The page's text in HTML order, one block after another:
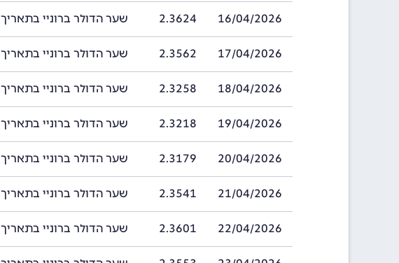
16/04/2026
2.3624 שער הדולר ברוניי בתאריך 16/04/2026 הוא 2.3624
17/04/2026
2.3562 שער הדולר ברוניי בתאריך 17/04/2026 הוא 2.3562
18/04/2026
2.3258 שער הדולר ברוניי בתאריך 18/04/2026 הוא 2.3258
19/04/2026
2.3218 שער הדולר ברוניי בתאריך 19/04/2026 הוא 2.3218
20/04/2026
2.3179 שער הדולר ברוניי בתאריך 20/04/2026 הוא 2.3179
21/04/2026
2.3541 שער הדולר ברוניי בתאריך 21/04/2026 הוא 2.3541
22/04/2026
2.3601 שער הדולר ברוניי בתאריך 22/04/2026 הוא 2.3601